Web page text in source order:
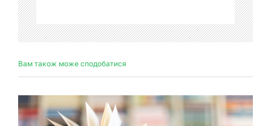
Вам також може сподобатися